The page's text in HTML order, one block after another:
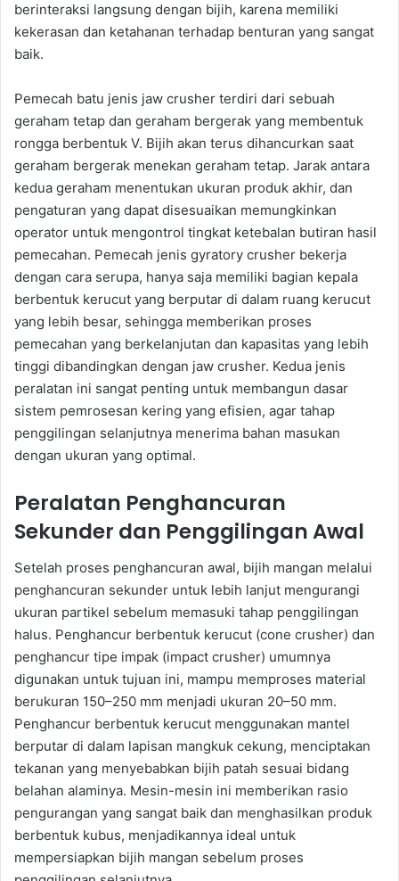
berinteraksi langsung dengan bijih, karena memiliki
kekerasan dan ketahanan terhadap benturan yang sangat
baik.
Pemecah batu jenis jaw crusher terdiri dari sebuah
geraham tetap dan geraham bergerak yang membentuk
rongga berbentuk V. Bijih akan terus dihancurkan saat
geraham bergerak menekan geraham tetap. Jarak antara
kedua geraham menentukan ukuran produk akhir, dan
pengaturan yang dapat disesuaikan memungkinkan
operator untuk mengontrol tingkat ketebalan butiran hasil
pemecahan. Pemecah jenis gyratory crusher bekerja
dengan cara serupa, hanya saja memiliki bagian kepala
berbentuk kerucut yang berputar di dalam ruang kerucut
yang lebih besar, sehingga memberikan proses
pemecahan yang berkelanjutan dan kapasitas yang lebih
tinggi dibandingkan dengan jaw crusher. Kedua jenis
peralatan ini sangat penting untuk membangun dasar
sistem pemrosesan kering yang efisien, agar tahap
penggilingan selanjutnya menerima bahan masukan
dengan ukuran yang optimal.
Peralatan Penghancuran
Sekunder dan Penggilingan Awal
Setelah proses penghancuran awal, bijih mangan melalui
penghancuran sekunder untuk lebih lanjut mengurangi
ukuran partikel sebelum memasuki tahap penggilingan
halus. Penghancur berbentuk kerucut (cone crusher) dan
penghancur tipe impak (impact crusher) umumnya
digunakan untuk tujuan ini, mampu memproses material
berukuran 150–250 mm menjadi ukuran 20–50 mm.
Penghancur berbentuk kerucut menggunakan mantel
berputar di dalam lapisan mangkuk cekung, menciptakan
tekanan yang menyebabkan bijih patah sesuai bidang
belahan alaminya. Mesin-mesin ini memberikan rasio
pengurangan yang sangat baik dan menghasilkan produk
berbentuk kubus, menjadikannya ideal untuk
mempersiapkan bijih mangan sebelum proses